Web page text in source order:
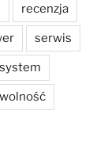
recenzja
serwis
system
wolność